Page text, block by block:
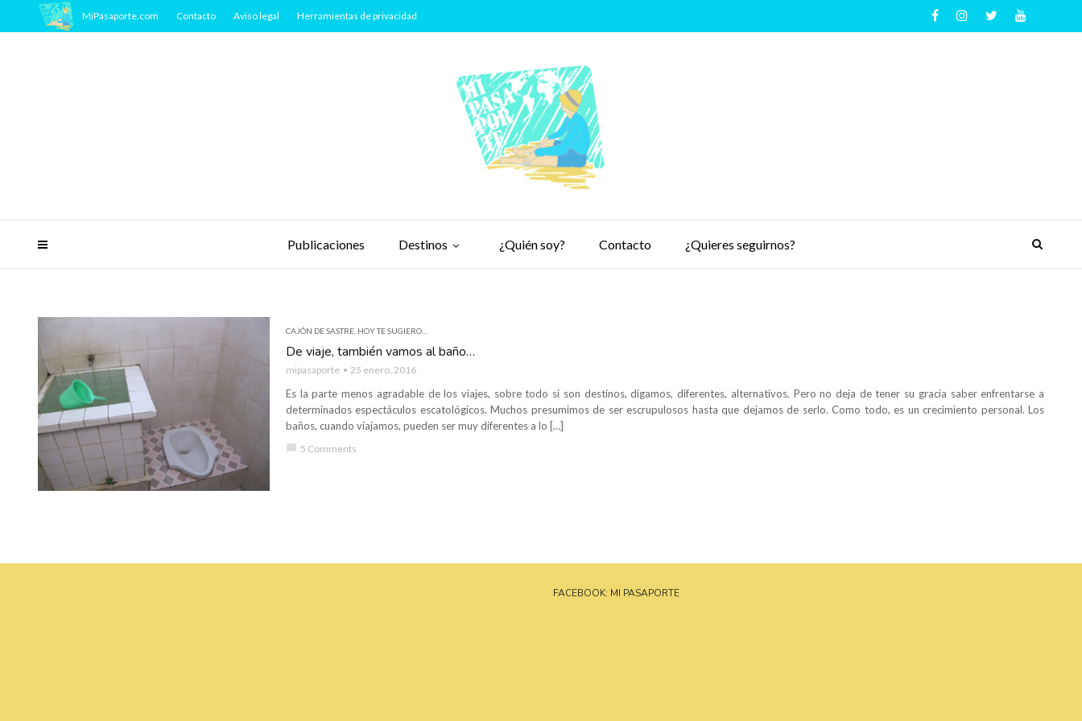
Publicaciones Destinos ¿Quién soy? Contacto ¿Quieres seguirnos?
MiPasaporte.com Contacto Aviso legal Herramientas de privacidad
CAJÓN DE SASTRE HOY TE SUGIERO...
De viaje, también vamos al baño…
mipasaporte 25 enero, 2016
Es la parte menos agradable de los viajes, sobre todo si son destinos, digamos, diferentes, alternativos. Pero no deja de tener su gracia saber enfrentarse a
determinados espectáculos escatológicos. Muchos presumimos de ser escrupulosos hasta que dejamos de serlo. Como todo, es un crecimiento personal. Los
baños, cuando viajamos, pueden ser muy diferentes a lo […]
chat_bubble 5 Comments
FACEBOOK: MI PASAPORTE